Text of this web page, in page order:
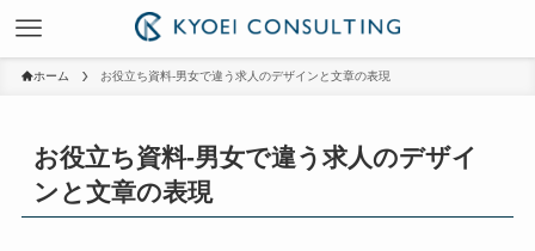
ホーム お役立ち資料-男女で違う求人のデザインと文章の表現
お役立ち資料-男女で違う求人のデザイ
ンと文章の表現